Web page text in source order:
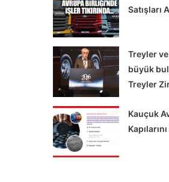
Satışları
Treyler
büyük
Treyler
Kauçuk